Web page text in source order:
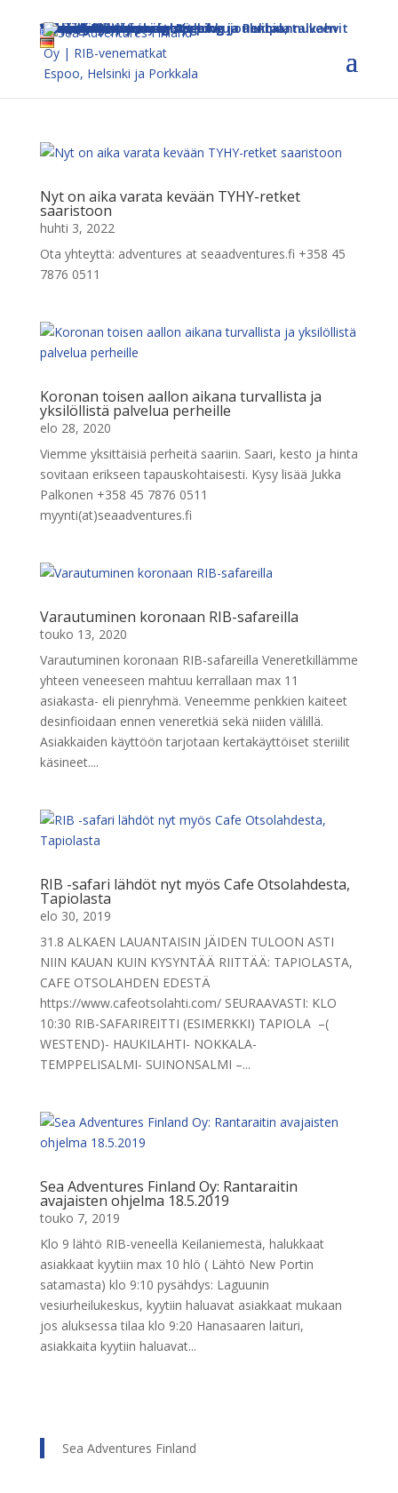
Etusivu
Retket
Espoosta
Espoon saariston sightseeing
Espoon saariston sightseeing ja Pentala
Espoon saariston sightseeing ja nokipannukahvit
RIB-safari Helsinki by Night
Helsingistä
Salakuljettajien saaristo
Helsinki East
Helsinki West
RIB-veneily ja yrityspurjehdus
Seasonal
Kylmän ajan aktiviteetit pikkujouluihin, talveen sekä alkukevääseen
Ajankohtaista
Lahjakortti
Info
Kestävä kehitys
Yhteystiedot
Yhteistyökumppanit
Nyt on aika varata kevään TYHY-retket
saaristoon
huhti 3, 2022
Ota yhteyttä: adventures at seaadventures.fi +358 45
7876 0511
Koronan toisen aallon aikana turvallista ja
yksilöllistä palvelua perheille
elo 28, 2020
Viemme yksittäisiä perheitä saariin. Saari, kesto ja hinta
sovitaan erikseen tapauskohtaisesti. Kysy lisää Jukka
Palkonen +358 45 7876 0511
myynti(at)seaadventures.fi
Varautuminen koronaan RIB-safareilla
touko 13, 2020
Varautuminen koronaan RIB-safareilla Veneretkillämme
yhteen veneeseen mahtuu kerrallaan max 11
asiakasta- eli pienryhmä. Veneemme penkkien kaiteet
desinfioidaan ennen veneretkiä sekä niiden välillä.
Asiakkaiden käyttöön tarjotaan kertakäyttöiset steriilit
käsineet....
RIB -safari lähdöt nyt myös Cafe Otsolahdesta,
Tapiolasta
elo 30, 2019
31.8 ALKAEN LAUANTAISIN JÄIDEN TULOON ASTI
NIIN KAUAN KUIN KYSYNTÄÄ RIITTÄÄ: TAPIOLASTA,
CAFE OTSOLAHDEN EDESTÄ
https://www.cafeotsolahti.com/ SEURAAVASTI: KLO
10:30 RIB-SAFARIREITTI (ESIMERKKI) TAPIOLA –(
WESTEND)- HAUKILAHTI- NOKKALA-
TEMPPELISALMI- SUINONSALMI –...
Sea Adventures Finland Oy: Rantaraitin
avajaisten ohjelma 18.5.2019
touko 7, 2019
Klo 9 lähtö RIB-veneellä Keilaniemestä, halukkaat
asiakkaat kyytiin max 10 hlö ( Lähtö New Portin
satamasta) klo 9:10 pysähdys: Laguunin
vesiurheilukeskus, kyytiin haluavat asiakkaat mukaan
jos aluksessa tilaa klo 9:20 Hanasaaren laituri,
asiakkaita kyytiin haluavat...
Sea Adventures Finland